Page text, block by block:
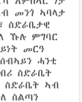
መንጎ ኣባላታ
ስድራቤታዊ
ኹሉ ምግባር
መርዓ
ሓንቲ
ስድራቤት
ስድራቤት ኣብ
ስልጣን